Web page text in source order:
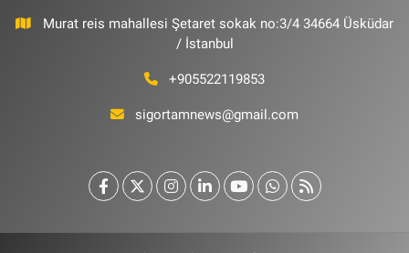
Murat reis mahallesi Şetaret sokak no:3/4 34664 Üsküdar
/ İstanbul
+905522119853
sigortamnews@gmail.com